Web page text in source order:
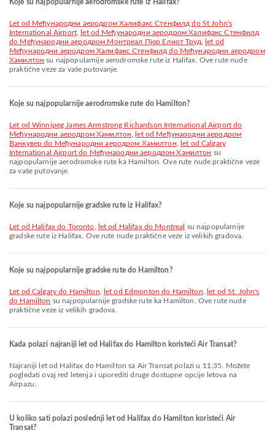
Koje su najpopularnije aerodromske rute iz Halifax?
let od Међународни аеродром Халифакс Стенфилд do St John's
International Airport,
let od Међународни аеродром Халифакс Стенфилд
do Међународни аеродром Монтреал Пјер Елиот Труд
let od
Међународни аеродром Халифакс Стенфилд do Међународни аеродром
Хамилтон su najpopularnije aerodromske rute iz Halifax. Ove rute nude
praktične veze za vaše putovanje.
Koje su najpopularnije aerodromske rute do Hamilton?
let od Winnipeg James Armstrong Richardson International Airport do
Међународни аеродром Хамилтон
let od Међународни аеродром
Ванкувер do Међународни аеродром Хамилтон
let od Calgary
International Airport do Међународни аеродром Хамилтон su
najpopularnije aerodromske rute ka Hamilton. Ove rute nude praktične veze
za vaše putovanje.
Koje su najpopularnije gradske rute iz Halifax?
let od Halifax do Toronto let od Halifax do Montreal su najpopularnije
gradske rute iz Halifax. Ove rute nude praktične veze iz velikih gradova.
Koje su najpopularnije gradske rute do Hamilton?
let od Calgary do Hamilton let od Edmonton do Hamilton
let od St. John's
do Hamilton su najpopularnije gradske rute ka Hamilton. Ove rute nude
praktične veze iz velikih gradova.
Kada polazi najraniji let od Halifax do Hamilton koristeći Air Transat?
Najraniji let od Halifax do Hamilton sa Air Transat polazi u 11:35. Možete
pogledati ovaj red letenja i uporediti druge dostupne opcije letova na
Airpazu.
U koliko sati polazi poslednji let od Halifax do Hamilton koristeći Air
Transat?